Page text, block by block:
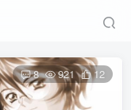
8 921 12